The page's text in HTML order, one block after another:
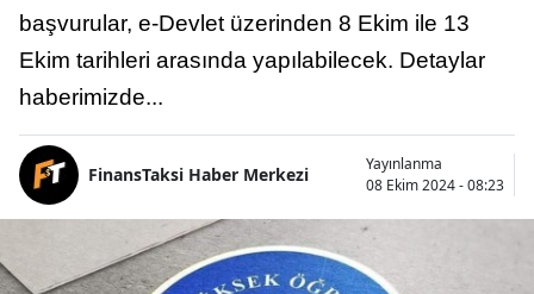
başvurular, e-Devlet üzerinden 8 Ekim ile 13
Ekim tarihleri arasında yapılabilecek. Detaylar
haberimizde...
FinansTaksi Haber Merkezi
Yayınlanma
08 Ekim 2024 - 08:23